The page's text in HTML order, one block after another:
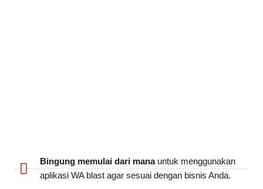
Bingung memulai dari manauntuk menggunakan
aplikasi WA blast agar sesuai dengan bisnis Anda.